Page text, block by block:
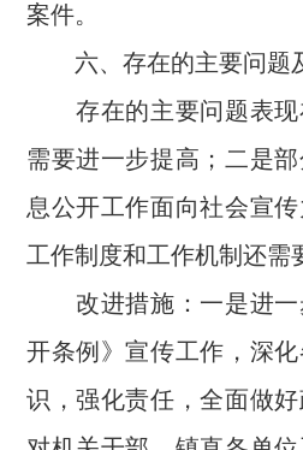
案件。
六、存在的主要问题
存在的主要问题表现
需要进一步提高；二是
息公开工作面向社会宣
工作制度和工作机制还需
改进措施：一是进一
开条例》宣传工作，深
识，强化责任，全面做